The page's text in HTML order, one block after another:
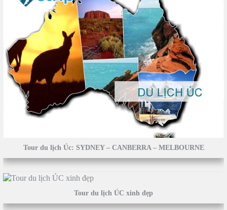
Tour du lịch Úc: SYDNEY – CANBERRA – MELBOURNE
Tour du lịch ÚC xinh đẹp